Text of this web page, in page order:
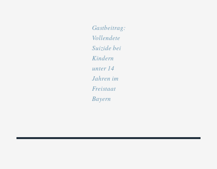
Gastbeitrag:
Vollendete
Suizide bei
Kindern
unter 14
Jahren im
Freistaat
Bayern